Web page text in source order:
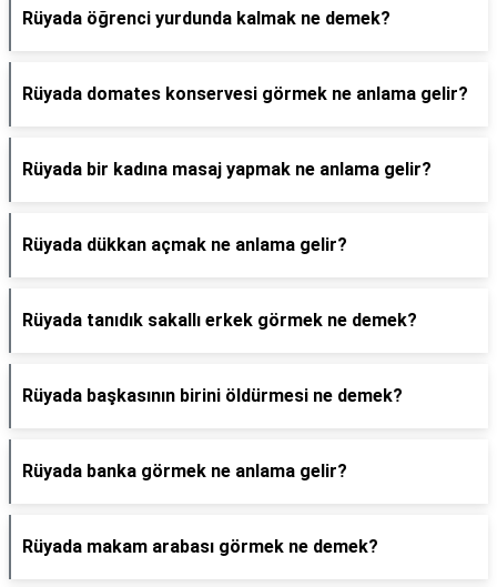
Rüyada öğrenci yurdunda kalmak ne demek?
Rüyada domates konservesi görmek ne anlama gelir?
Rüyada bir kadına masaj yapmak ne anlama gelir?
Rüyada dükkan açmak ne anlama gelir?
Rüyada tanıdık sakallı erkek görmek ne demek?
Rüyada başkasının birini öldürmesi ne demek?
Rüyada banka görmek ne anlama gelir?
Rüyada makam arabası görmek ne demek?